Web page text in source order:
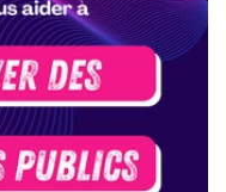
vos chances de
votre gestion
rigoureuse, efficace et
le développement
🚀 Mes services : ✅
techniques ✅
✅ Analyse et
✅ Suivi administratif